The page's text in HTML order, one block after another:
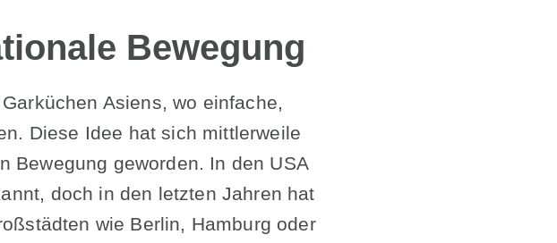
Bewegung
Asiens, wo einfache,
Diese Idee hat sich mittlerweile
Bewegung geworden. In den USA
doch in den letzten Jahren hat
wie Berlin, Hamburg oder